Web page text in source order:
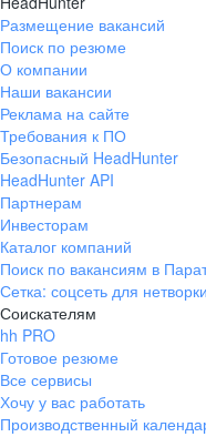
Размещение вакансий
Поиск по резюме
О компании
Наши вакансии
Реклама на сайте
Требования к ПО
Безопасный HeadHunter
HeadHunter API
Партнерам
Инвесторам
Каталог компаний
Поиск по вакансиям в
Сетка: соцсеть для
Соискателям
hh PRO
Готовое резюме
Все сервисы
Хочу у вас работать
Производственный